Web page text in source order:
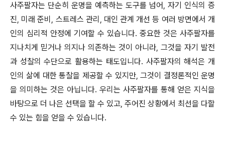
사주팔자는 단순히 운명을 예측하는 도구를 넘어, 자기 인식의 증
진, 미래 준비, 스트레스 관리, 대인 관계 개선 등 여러 방면에서 개
인의 심리적 안정에 기여할 수 있습니다. 중요한 것은 사주팔자를
지나치게 믿거나 의지나 의존하는 것이 아니라, 그것을 자기 발전
과 성찰의 수단으로 활용하는 태도입니다. 사주팔자의 해석은 개
인의 삶에 대한 통찰을 제공할 수 있지만, 그것이 결정론적인 운명
을 의미하는 것은 아닙니다. 우리는 사주팔자를 통해 얻은 지식을
바탕으로 더 나은 선택을 할 수 있고, 주어진 상황에서 최선을 다할
수 있는 힘을 얻을 수 있습니다.